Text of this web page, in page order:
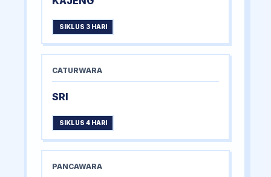
SIKLUS 3 HARI
CATURWARA
SRI
SIKLUS 4 HARI
PANCAWARA